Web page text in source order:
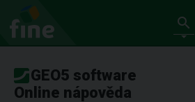
GEO5 software
Online nápověda